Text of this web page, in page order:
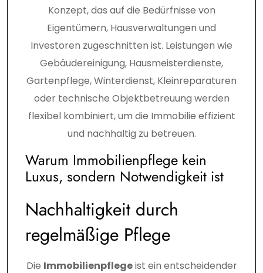
Konzept, das auf die Bedürfnisse von
Eigentümern, Hausverwaltungen und
Investoren zugeschnitten ist. Leistungen wie
Gebäudereinigung, Hausmeisterdienste,
Gartenpflege, Winterdienst, Kleinreparaturen
oder technische Objektbetreuung werden
flexibel kombiniert, um die Immobilie effizient
und nachhaltig zu betreuen.
Warum Immobilienpflege kein
Luxus, sondern Notwendigkeit ist
Nachhaltigkeit durch
regelmäßige Pflege
Die Immobilienpflegeist ein entscheidender